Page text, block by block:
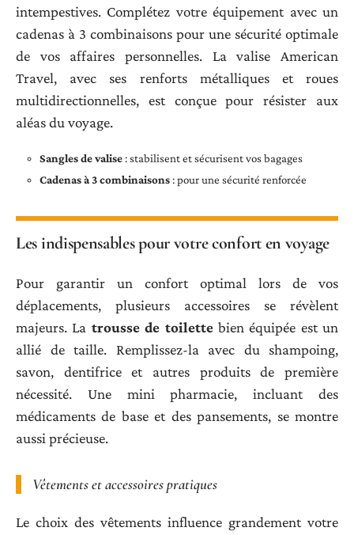
intempestives. Complétez votre équipement avec un
cadenas à 3 combinaisons pour une sécurité optimale
de vos affaires personnelles. La valise American
Travel, avec ses renforts métalliques et roues
multidirectionnelles, est conçue pour résister aux
aléas du voyage.
Sangles de valise: stabilisent et sécurisent vos bagages
Cadenas à 3 combinaisons: pour une sécurité renforcée
Les indispensables pour votre confort en voyage
Pour garantir un confort optimal lors de vos
déplacements, plusieurs accessoires se révèlent
majeurs. La trousse de toilettebien équipée est un
allié de taille. Remplissez-la avec du shampoing,
savon, dentifrice et autres produits de première
nécessité. Une mini pharmacie, incluant des
médicaments de base et des pansements, se montre
aussi précieuse.
Vêtements et accessoires pratiques
Le choix des vêtements influence grandement votre